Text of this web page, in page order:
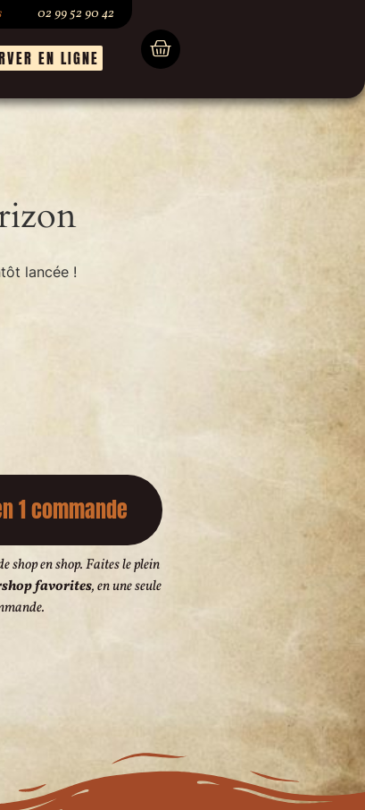
02 99 52 90 42
EN LIGNE
lancée !
1 commande
shop en shop. Faites le plein
favorites, en une seule